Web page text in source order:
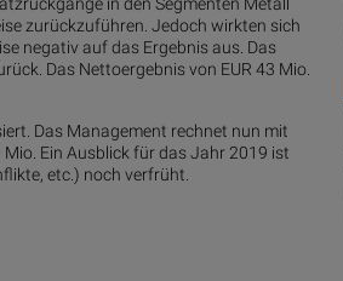
zurückzuführen. Jedoch wirkten sich
negativ auf das Ergebnis aus. Das
Das Nettoergebnis von EUR 43 Mio.
Das Management rechnet nun mit
Ein Ausblick für das Jahr 2019 ist
etc.) noch verfrüht.